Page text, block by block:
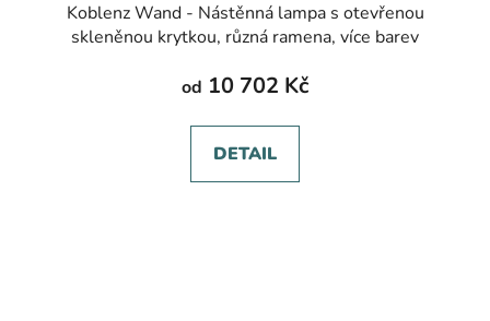
Koblenz Wand - Nástěnná lampa s otevřenou
skleněnou krytkou, různá ramena, více barev
od 10 702 Kč
DETAIL